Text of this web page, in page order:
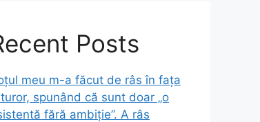
Posts
meu m-a făcut de râs în fața
spunând că sunt doar „o
fără ambiție”. A râs